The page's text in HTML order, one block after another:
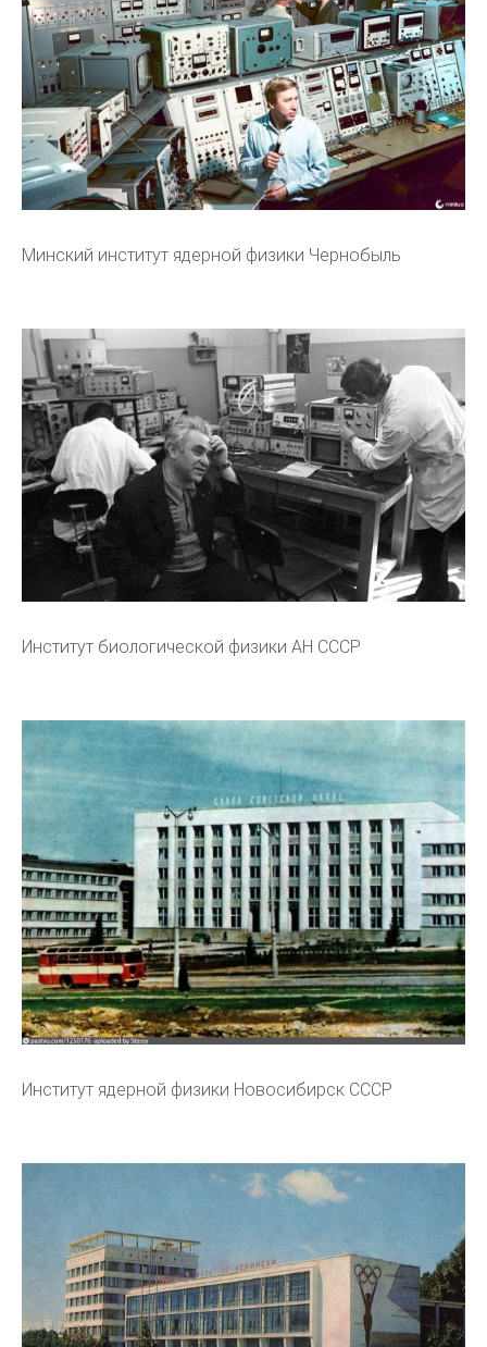
Минский институт ядерной физики Чернобыль
Институт биологической физики АН СССР
Институт ядерной физики Новосибирск СССР